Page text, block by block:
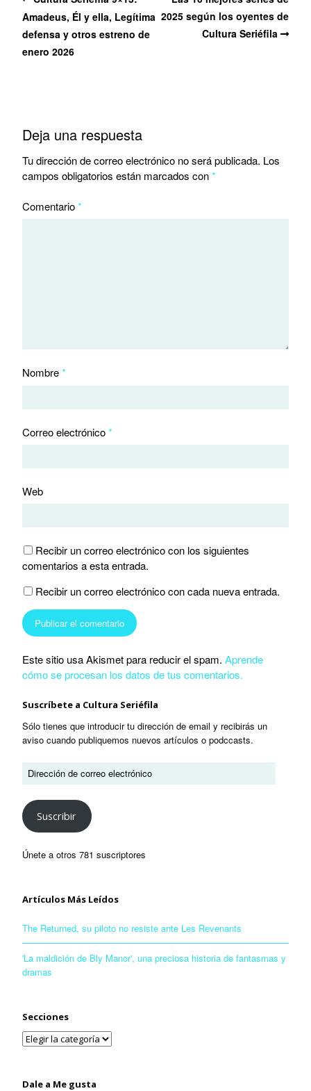
Amadeus, Él y ella, Legítima
defensa y otros estreno de
enero 2026
2025 según los oyentes de
Cultura Seriéfila
Deja una respuesta
Tu dirección de correo electrónico no será publicada. Los
campos obligatorios están marcados con*
Comentario*
Nombre*
Correo electrónico*
Web
Recibir un correo electrónico con los siguientes
comentarios a esta entrada.
Recibir un correo electrónico con cada nueva entrada.
Este sitio usa Akismet para reducir el spam. Aprende
cómo se procesan los datos de tus comentarios.
Suscríbete a Cultura Seriéfila
Sólo tienes que introducir tu dirección de email y recibirás un
aviso cuando publiquemos nuevos artículos o podccasts.
Suscribir
Únete a otros 781 suscriptores
Artículos Más Leídos
The Returned, su piloto no resiste ante Les Revenants
'La maldición de Bly Manor', una preciosa historia de fantasmas y
dramas
Secciones
Dale a Me gusta